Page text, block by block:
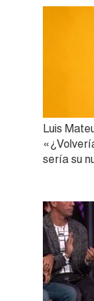
Luis
sería su